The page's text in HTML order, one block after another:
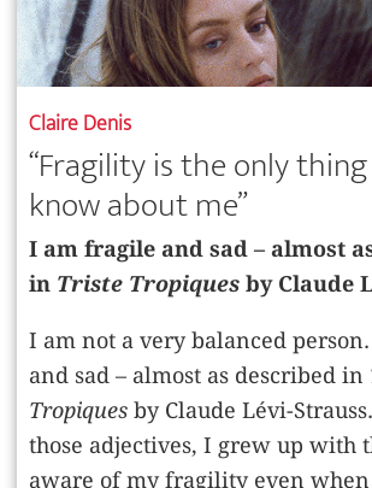
Claire Denis
“Fragility is the only
know about me”
I am fragile and sad – almost
in Triste Tropiques by Claude
I am not a very balanced
and sad – almost as described in
Tropiques by Claude Lévi-
those adjectives, I grew up with
aware of my fragility even